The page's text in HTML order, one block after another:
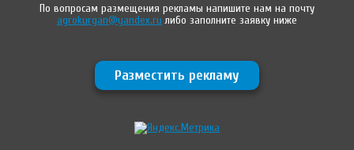
По вопросам размещения рекламы напишите нам на почту
agrokurgan@yandex.ru либо заполните заявку ниже
Разместить рекламу